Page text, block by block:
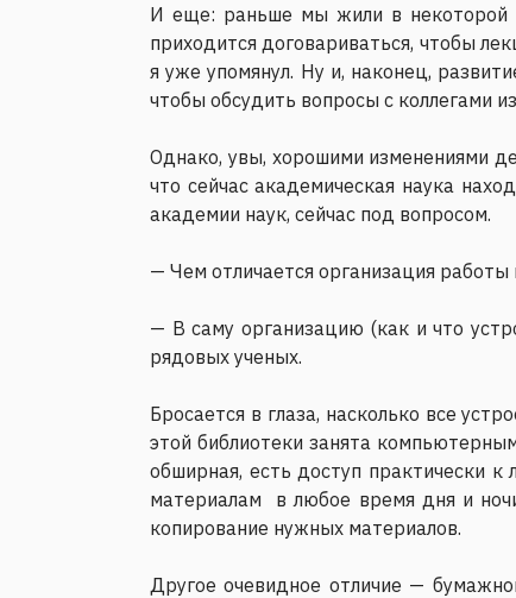
И еще: раньше мы жили в некоторой
приходится договариваться, чтобы
я уже упомянул. Ну и, наконец,
чтобы обсудить вопросы с коллегами
Однако, увы, хорошими изменениями
что сейчас академическая наука
академии наук, сейчас под вопросом.
— Чем отличается организация
— В саму организацию (как и что
рядовых ученых.
Бросается в глаза, насколько все
этой библиотеки занята
обширная, есть доступ практически
материалам в любое время дня и
копирование нужных материалов.
Другое очевидное отличие —